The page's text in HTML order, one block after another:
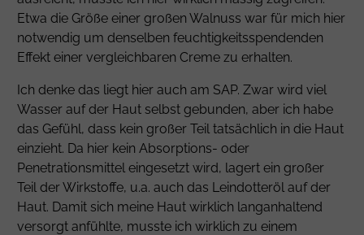
Etwa die Größe einer großen Walnuss war für mich hier
notwendig um denselben feuchtigkeitsspendenden
Effekt einer vergleichbaren Creme zu erhalten.
Ich denke das liegt hier auch am SAP. Zwar wird viel
Wasser auf der Haut selbst gebunden, aber ich habe
das Gefühl, dass kein großer Teil tatsächlich in die Haut
einzieht. Da hier kein Absorptions- oder
Penetrationsmittel eingesetzt wird, lagert ein großer
Teil der Wirkstoffe, u.a. auch das Leindotteröl auf der
Haut. Damit sich meine Haut wirklich langanhaltend
versorgt anfühlte, musste ich wirklich zu einem